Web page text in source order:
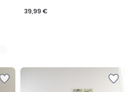
39,99 €